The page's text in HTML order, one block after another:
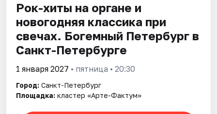
Рок-хиты на органе и
новогодняя классика при
свечах. Богемный Петербург в
Санкт-Петербурге
1 января 2027 • пятница • 20:30
Город: Санкт-Петербург
Площадка: кластер «Арте-Фактум»